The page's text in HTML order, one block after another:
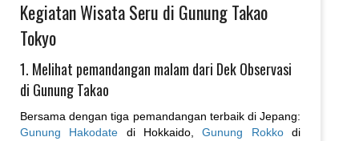
Kegiatan Wisata Seru di Gunung Takao
Tokyo
1. Melihat pemandangan malam dari Dek Observasi
di Gunung Takao
Bersama dengan tiga pemandangan terbaik di Jepang:
Gunung Hakodate di Hokkaido,Gunung Rokkodi